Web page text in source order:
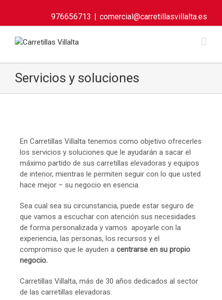
976656713 | comercial@carretillasvillalta.es
Servicios y soluciones
En Carretillas Villalta tenemos como objetivo ofrecerles
los servicios y soluciones que le ayudarán a sacar el
máximo partido de sus carretillas elevadoras y equipos
de interior, mientras le permiten seguir con lo que usted
hace mejor – su negocio en esencia.
Sea cual sea su circunstancia, puede estar seguro de
que vamos a escuchar con atención sus necesidades
de forma personalizada y vamos apoyarle con la
experiencia, las personas, los recursos y el
compromiso que le ayuden a centrarse en su propio
negocio.
Carretillas Villalta, más de 30 años dedicados al sector
de las carretillas elevadoras.